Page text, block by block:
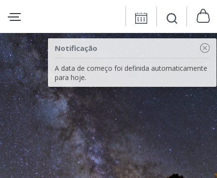
Notificação
A data de começo foi definida automaticamente
para hoje.